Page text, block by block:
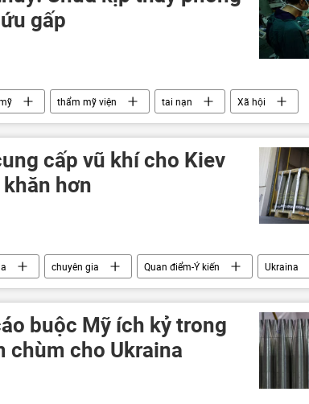
gấp
thẩm mỹ viện tai nạn
Xã hội
cấp vũ khí cho Kiev
hơn
chuyên gia Quan điểm-Ý kiến
Ukraina
viện trợ quân sự Thế giới
quân đội
buộc Mỹ ích kỷ trong
chùm cho Ukraina